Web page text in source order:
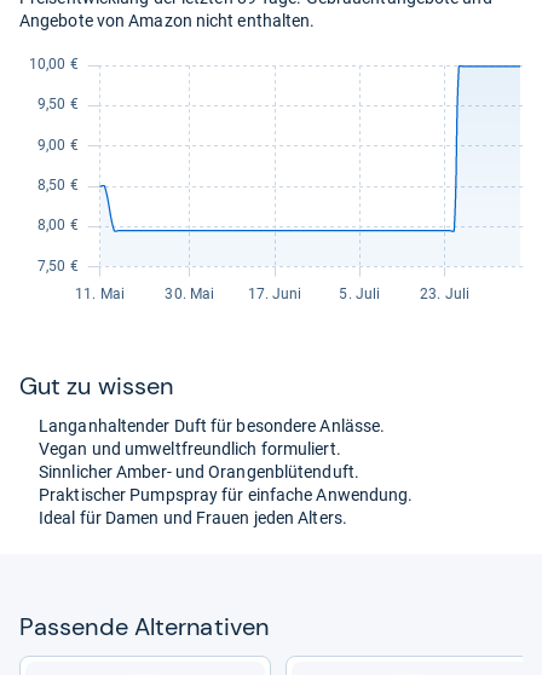
kaufen.
Angebote von Amazon nicht enthalten.
Gut zu wis­sen
Lan­gan­hal­ten­der Duft für beson­dere Anlässe.
Vegan und umwelt­freund­lich for­mu­liert.
Sinn­li­cher Amber-​ und Oran­gen­blü­ten­duft.
Prak­ti­scher Pump­spray für ein­fa­che Anwen­dung.
Ideal für Damen und Frauen jeden Alters.
Pas­sende Alter­na­ti­ven